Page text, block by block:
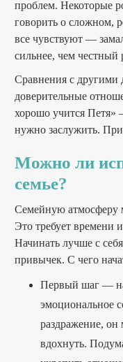
проблем. Некоторые
говорить о сложном,
все чувствуют —
сильнее, чем честный
Сравнения с другими
доверительные
хорошо учится
нужно заслужить.
Можно ли
семье?
Семейную атмосферу
Это требует времени
Начинать лучше с
привычек. С чего
Первый шаг —
эмоциональное
раздражение, он
вдохнуть.